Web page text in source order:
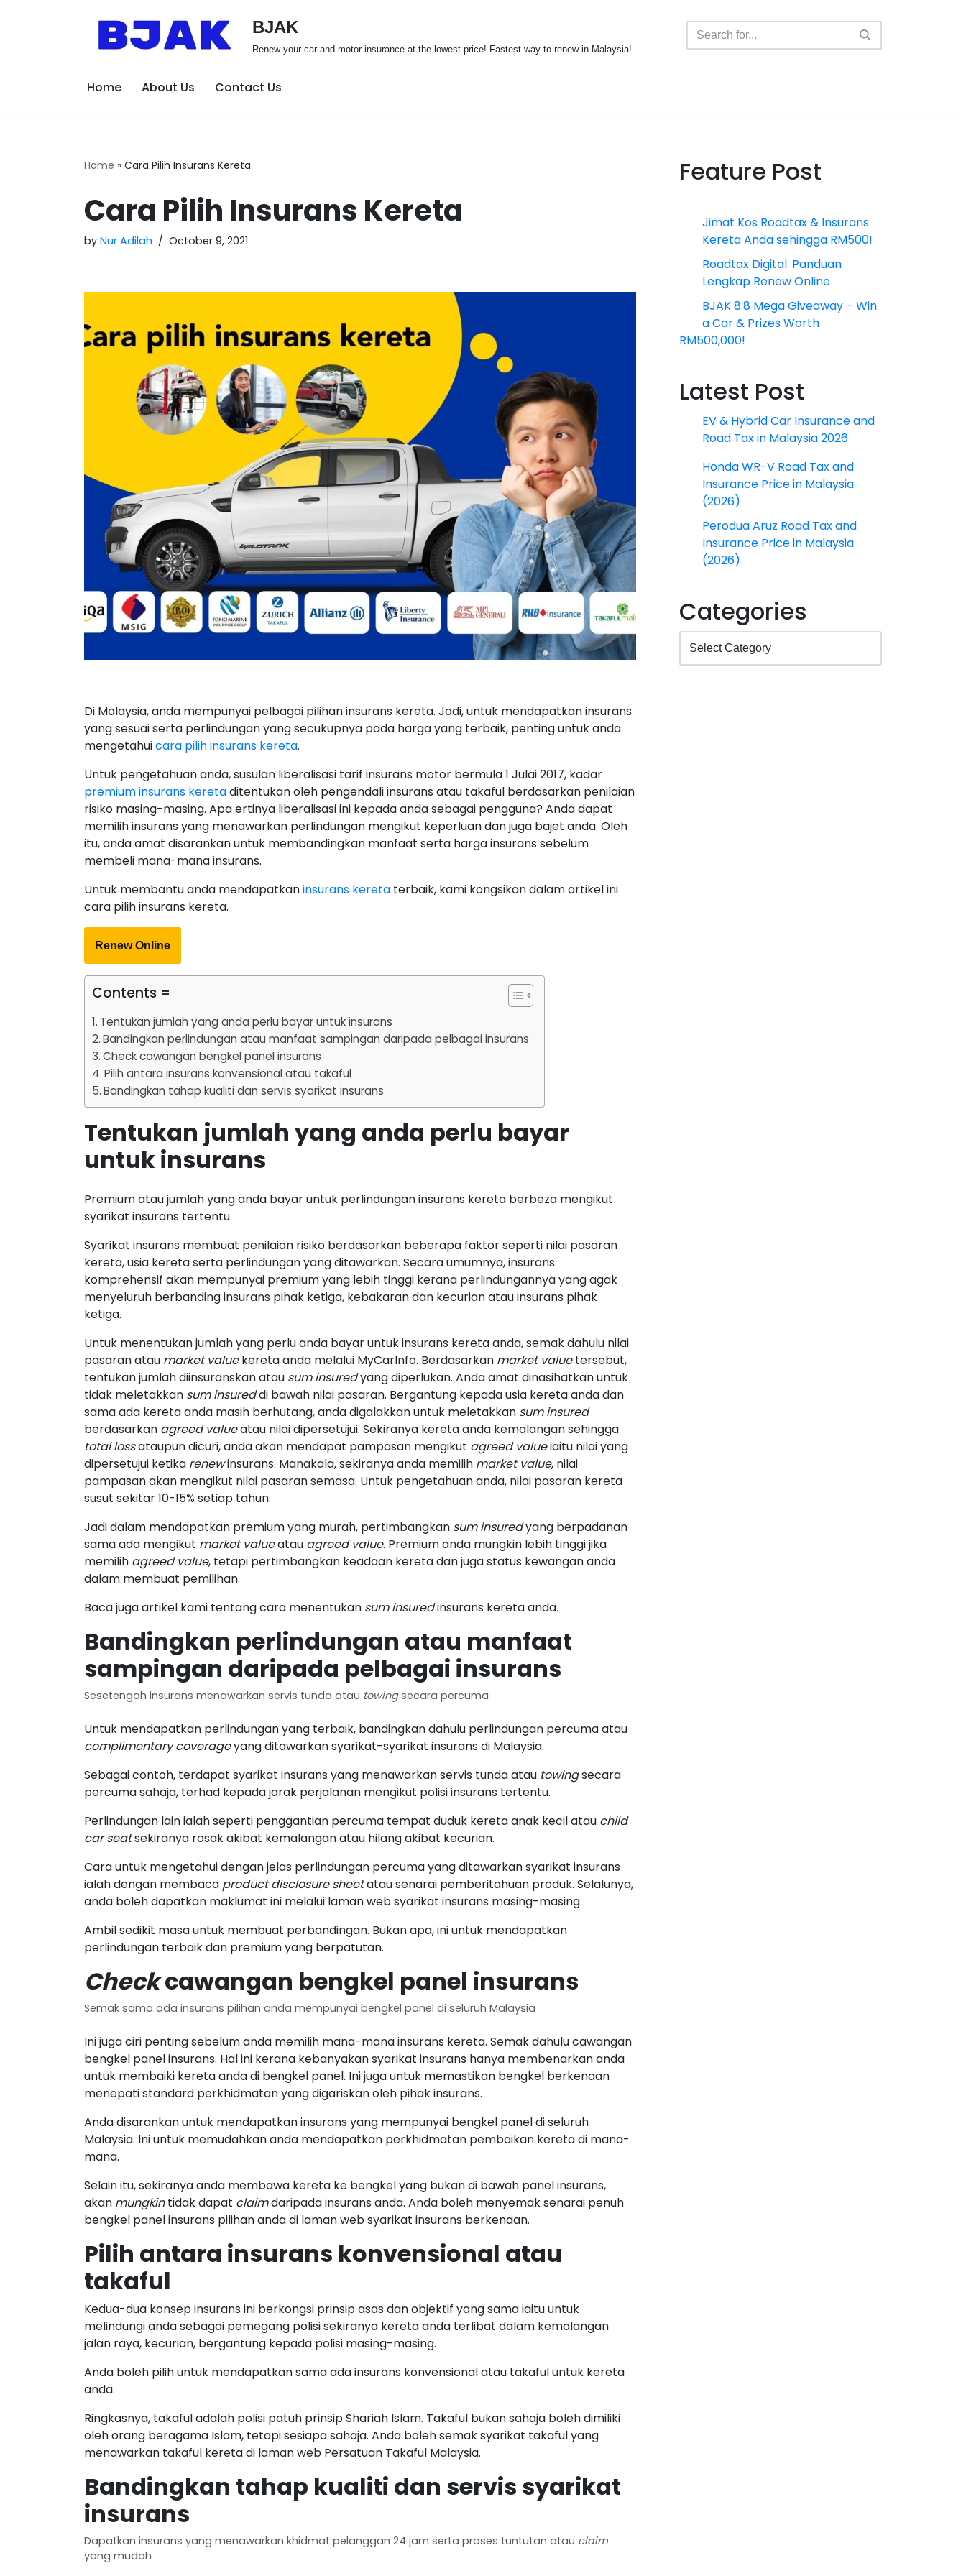
BJAK
Renew your car and motor insurance at the lowest price! Fastest way to renew in Malaysia!
Home About Us Contact Us
Home » Cara Pilih Insurans Kereta
Cara Pilih Insurans Kereta
by Nur Adilah October 9, 2021
Di Malaysia, anda mempunyai pelbagai pilihan insurans kereta. Jadi, untuk mendapatkan insurans
yang sesuai serta perlindungan yang secukupnya pada harga yang terbaik, penting untuk anda
mengetahuicara pilih insurans kereta.
Untuk pengetahuan anda, susulan liberalisasi tarif insurans motor bermula 1 Julai 2017, kadar
premium insurans keretaditentukan oleh pengendali insurans atau takaful berdasarkan penilaian
risiko masing-masing. Apa ertinya liberalisasi ini kepada anda sebagai pengguna? Anda dapat
memilih insurans yang menawarkan perlindungan mengikut keperluan dan juga bajet anda. Oleh
itu, anda amat disarankan untuk membandingkan manfaat serta harga insurans sebelum
membeli mana-mana insurans.
Untuk membantu anda mendapatkaninsurans kereta terbaik, kami kongsikan dalam artikel ini
cara pilih insurans kereta.
Renew Online
Contents =
Tentukan jumlah yang anda perlu bayar untuk insurans
Bandingkan perlindungan atau manfaat sampingan daripada pelbagai insurans
Check cawangan bengkel panel insurans
Pilih antara insurans konvensional atau takaful
Bandingkan tahap kualiti dan servis syarikat insurans
Tentukan jumlah yang anda perlu bayar
untuk insurans
Premium atau jumlah yang anda bayar untuk perlindungan insurans kereta berbeza mengikut
syarikat insurans tertentu.
Syarikat insurans membuat penilaian risiko berdasarkan beberapa faktor seperti nilai pasaran
kereta, usia kereta serta perlindungan yang ditawarkan. Secara umumnya, insurans
komprehensif akan mempunyai premium yang lebih tinggi kerana perlindungannya yang agak
menyeluruh berbanding insurans pihak ketiga, kebakaran dan kecurian atau insurans pihak
ketiga.
Untuk menentukan jumlah yang perlu anda bayar untuk insurans kereta anda, semak dahulu nilai
pasaran atau market valuekereta anda melalui MyCarInfo. Berdasarkan market valuetersebut,
tentukan jumlah diinsuranskan atau sum insuredyang diperlukan. Anda amat dinasihatkan untuk
tidak meletakkan sum insureddi bawah nilai pasaran. Bergantung kepada usia kereta anda dan
sama ada kereta anda masih berhutang, anda digalakkan untuk meletakkan sum insured
berdasarkan agreed valueatau nilai dipersetujui. Sekiranya kereta anda kemalangan sehingga
total lossataupun dicuri, anda akan mendapat pampasan mengikut agreed valueiaitu nilai yang
dipersetujui ketika renewinsurans. Manakala, sekiranya anda memilih market value, nilai
pampasan akan mengikut nilai pasaran semasa. Untuk pengetahuan anda, nilai pasaran kereta
susut sekitar 10-15% setiap tahun.
Jadi dalam mendapatkan premium yang murah, pertimbangkan sum insuredyang berpadanan
sama ada mengikut market valueatau agreed value. Premium anda mungkin lebih tinggi jika
memilih agreed value, tetapi pertimbangkan keadaan kereta dan juga status kewangan anda
dalam membuat pemilihan.
Baca juga artikel kami tentang cara menentukan sum insuredinsurans kereta anda.
Bandingkan perlindungan atau manfaat
sampingan daripada pelbagai insurans
Sesetengah insurans menawarkan servis tunda atau towingsecara percuma
Untuk mendapatkan perlindungan yang terbaik, bandingkan dahulu perlindungan percuma atau
complimentary coverageyang ditawarkan syarikat-syarikat insurans di Malaysia.
Sebagai contoh, terdapat syarikat insurans yang menawarkan servis tunda atau towingsecara
percuma sahaja, terhad kepada jarak perjalanan mengikut polisi insurans tertentu.
Perlindungan lain ialah seperti penggantian percuma tempat duduk kereta anak kecil atau child
car seatsekiranya rosak akibat kemalangan atau hilang akibat kecurian.
Cara untuk mengetahui dengan jelas perlindungan percuma yang ditawarkan syarikat insurans
ialah dengan membaca product disclosure sheetatau senarai pemberitahuan produk. Selalunya,
anda boleh dapatkan maklumat ini melalui laman web syarikat insurans masing-masing.
Ambil sedikit masa untuk membuat perbandingan. Bukan apa, ini untuk mendapatkan
perlindungan terbaik dan premium yang berpatutan.
Checkcawangan bengkel panel insurans
Semak sama ada insurans pilihan anda mempunyai bengkel panel di seluruh Malaysia
Ini juga ciri penting sebelum anda memilih mana-mana insurans kereta. Semak dahulu cawangan
bengkel panel insurans. Hal ini kerana kebanyakan syarikat insurans hanya membenarkan anda
untuk membaiki kereta anda di bengkel panel. Ini juga untuk memastikan bengkel berkenaan
menepati standard perkhidmatan yang digariskan oleh pihak insurans.
Anda disarankan untuk mendapatkan insurans yang mempunyai bengkel panel di seluruh
Malaysia. Ini untuk memudahkan anda mendapatkan perkhidmatan pembaikan kereta di mana-
mana.
Selain itu, sekiranya anda membawa kereta ke bengkel yang bukan di bawah panel insurans,
akan mungkintidak dapat claimdaripada insurans anda. Anda boleh menyemak senarai penuh
bengkel panel insurans pilihan anda di laman web syarikat insurans berkenaan.
Pilih antara insurans konvensional atau
takaful
Kedua-dua konsep insurans ini berkongsi prinsip asas dan objektif yang sama iaitu untuk
melindungi anda sebagai pemegang polisi sekiranya kereta anda terlibat dalam kemalangan
jalan raya, kecurian, bergantung kepada polisi masing-masing.
Anda boleh pilih untuk mendapatkan sama ada insurans konvensional atau takaful untuk kereta
anda.
Ringkasnya, takaful adalah polisi patuh prinsip Shariah Islam. Takaful bukan sahaja boleh dimiliki
oleh orang beragama Islam, tetapi sesiapa sahaja. Anda boleh semak syarikat takaful yang
menawarkan takaful kereta di laman web Persatuan Takaful Malaysia.
Bandingkan tahap kualiti dan servis syarikat
insurans
Dapatkan insurans yang menawarkan khidmat pelanggan 24 jam serta proses tuntutan atau claim
yang mudah
Feature Post
Jimat Kos Roadtax & Insurans
Kereta Anda sehingga RM500!
Roadtax Digital: Panduan
Lengkap Renew Online
BJAK 8.8 Mega Giveaway – Win
a Car & Prizes Worth
RM500,000!
Latest Post
EV & Hybrid Car Insurance and
Road Tax in Malaysia 2026
Honda WR-V Road Tax and
Insurance Price in Malaysia
(2026)
Perodua Aruz Road Tax and
Insurance Price in Malaysia
(2026)
Categories